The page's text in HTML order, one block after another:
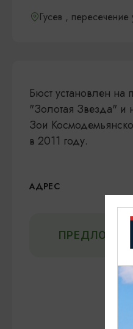
Гусев ,
Бюст установлен на
"Золотая Звезда" и
Зои
в 2011 году.
АДРЕС